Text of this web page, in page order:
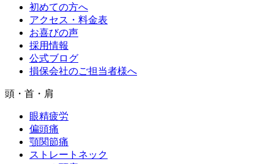
初めての方へ
アクセス・料金表
お喜びの声
採用情報
公式ブログ
損保会社のご担当者様へ
頭・首・肩
眼精疲労
偏頭痛
顎関節痛
ストレートネック